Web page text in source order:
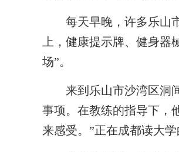
每天早晚，许多乐山市
上，健康提示牌、健身
场”。
来到乐山市沙湾区洞间
事项。在教练的指导下，
来感受。”正在成都读大